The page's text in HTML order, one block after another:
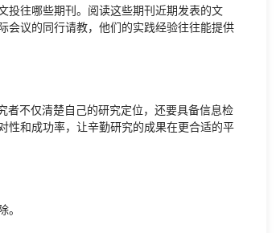
投往哪些期刊。阅读这些期刊近期发表的文
会议的同行请教，他们的实践经验往往能提供
者不仅清楚自己的研究定位，还要具备信息检
性和成功率，让辛勤研究的成果在更合适的平
。